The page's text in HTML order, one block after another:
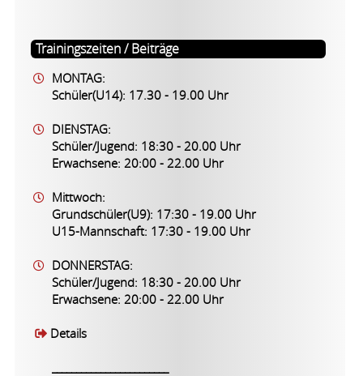
Trainingszeiten / Beiträge
MONTAG:
Schüler(U14): 17.30 - 19.00 Uhr
DIENSTAG:
Schüler/Jugend: 18:30 - 20.00 Uhr
Erwachsene: 20:00 - 22.00 Uhr
Mittwoch:
Grundschüler(U9): 17:30 - 19.00 Uhr
U15-Mannschaft: 17:30 - 19.00 Uhr
DONNERSTAG:
Schüler/Jugend: 18:30 - 20.00 Uhr
Erwachsene: 20:00 - 22.00 Uhr
Details